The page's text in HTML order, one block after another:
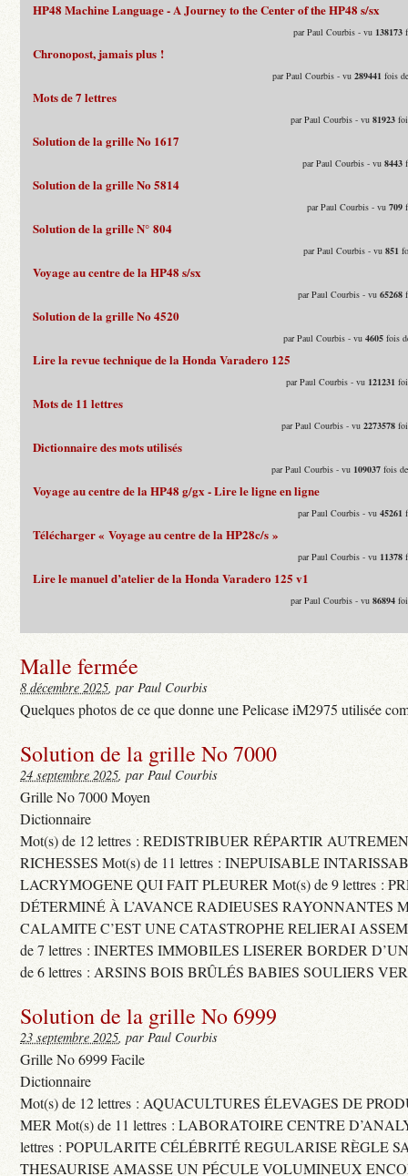
HP48 Machine Language - A Journey to the Center of the HP48 s/sx
par Paul Courbis - vu 138173
Chronopost, jamais plus !
par Paul Courbis - vu289441 fois
Mots de 7 lettres
par Paul Courbis - vu81923
Solution de la grille No 1617
par Paul Courbis - vu8443
Solution de la grille No 5814
par Paul Courbis - vu709
Solution de la grille N° 804
par Paul Courbis - vu851
Voyage au centre de la HP48 s/sx
par Paul Courbis - vu65268
Solution de la grille No 4520
par Paul Courbis - vu4605 fois
Lire la revue technique de la Honda Varadero 125
par Paul Courbis - vu 121231
Mots de 11 lettres
par Paul Courbis - vu2273578
Dictionnaire des mots utilisés
par Paul Courbis - vu 109037 fois
Voyage au centre de la HP48 g/gx - Lire le ligne en ligne
par Paul Courbis - vu45261
Télécharger « Voyage au centre de la HP28c/s »
par Paul Courbis - vu 11378
Lire le manuel d’atelier de la Honda Varadero 125 v1
par Paul Courbis - vu86894
Malle fermée
8 décembre 2025, par Paul Courbis
Quelques photos de ce que donne une Pelicase iM2975 utilisée
Solution de la grille No 7000
24 septembre 2025, par Paul Courbis
Grille No 7000 Moyen
Dictionnaire
Mot(s) de 12 lettres : REDISTRIBUER RÉPARTIR
RICHESSES Mot(s) de 11 lettres : INEPUISABLE
LACRYMOGENE QUI FAIT PLEURER Mot(s) de 9 lettres :
DÉTERMINÉ À L’AVANCE RADIEUSES RAYONNANTES
CALAMITE C’EST UNE CATASTROPHE RELIERAI
de 7 lettres : INERTES IMMOBILES LISERER BORDER
de 6 lettres : ARSINS BOIS BRÛLÉS BABIES SOULIERS
Solution de la grille No 6999
23 septembre 2025, par Paul Courbis
Grille No 6999 Facile
Dictionnaire
Mot(s) de 12 lettres : AQUACULTURES ÉLEVAGES DE
MER Mot(s) de 11 lettres : LABORATOIRE CENTRE
lettres : POPULARITE CÉLÉBRITÉ REGULARISE RÈGLE
THESAURISE AMASSE UN PÉCULE VOLUMINEUX